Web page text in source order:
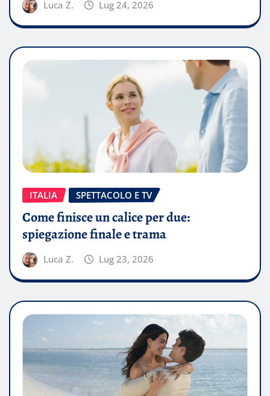
Luca Z. Lug 24, 2026
ITALIA SPETTACOLO E TV
Come finisce un calice per due:
spiegazione finale e trama
Luca Z. Lug 23, 2026